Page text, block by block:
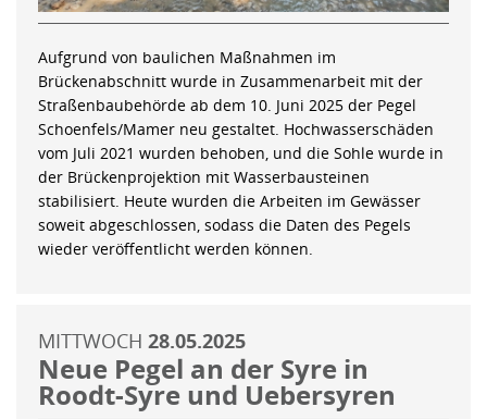
Aufgrund von baulichen Maßnahmen im
Brückenabschnitt wurde in Zusammenarbeit mit der
Straßenbaubehörde ab dem 10. Juni 2025 der Pegel
Schoenfels/Mamer neu gestaltet. Hochwasserschäden
vom Juli 2021 wurden behoben, und die Sohle wurde in
der Brückenprojektion mit Wasserbausteinen
stabilisiert. Heute wurden die Arbeiten im Gewässer
soweit abgeschlossen, sodass die Daten des Pegels
wieder veröffentlicht werden können.
MITTWOCH 28.05.2025
Neue Pegel an der Syre in
Roodt-Syre und Uebersyren